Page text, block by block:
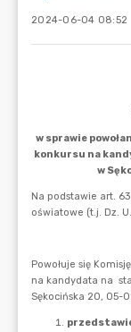
2024-06-04 08:52